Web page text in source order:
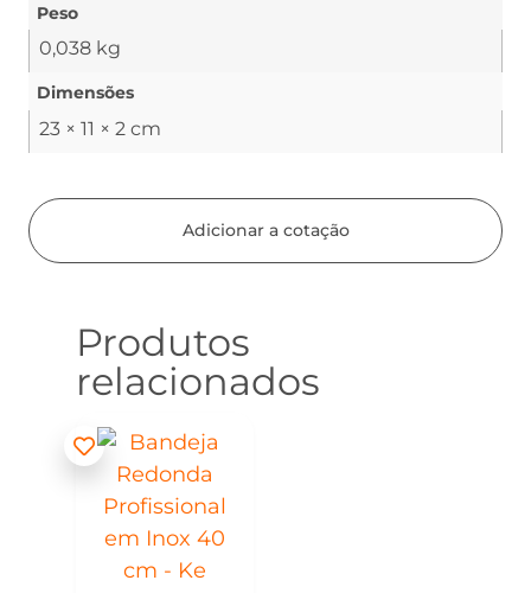
Peso
0,038 kg
Dimensões
23 × 11 × 2 cm
Adicionar a cotação
Produtos
relacionados